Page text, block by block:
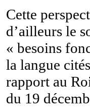
Cette
d’ailleurs le
« besoins
la langue
rapport au
du 19